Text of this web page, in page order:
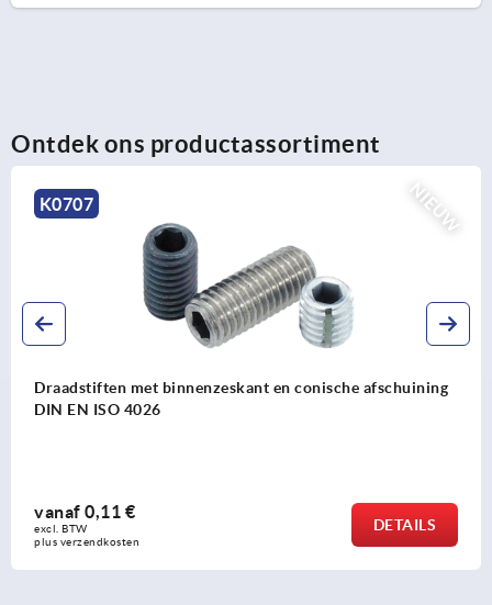
Ontdek ons productassortiment
NIEUW
K0707
Draadstiften met binnenzeskant en conische afschuining
DIN EN ISO 4026
vanaf 0,11 €
excl. BTW
plus verzendkosten
DETAILS